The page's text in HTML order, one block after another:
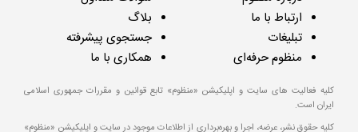
ارتباط با ما
تبلیغات
منظوم حرفه‌ای
بلاگ
جستجوی پیشرفته
همکاری با ما
کلیه فعالیت های سایت و اپلیکیشن «منظوم» تابع قوانین و مقررات جمهوری اسلامی
ایران است.
کلیه حقوق نشر، عرضه، اجرا و بهره‌برداری از اطلاعات موجود در سایت و اپلیکیشن «منظوم»